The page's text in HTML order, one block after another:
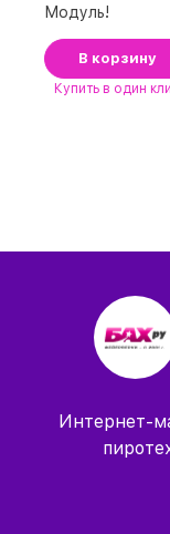
Модуль!
В корзину
Купить в один
Интернет-